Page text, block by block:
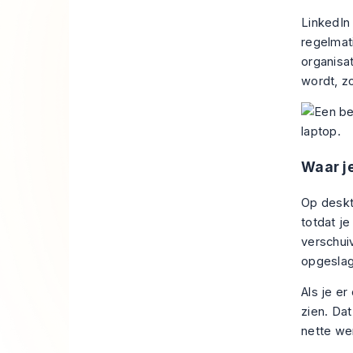
wordt,
Waar
Op
totdat je
Als je er
zien.
nette